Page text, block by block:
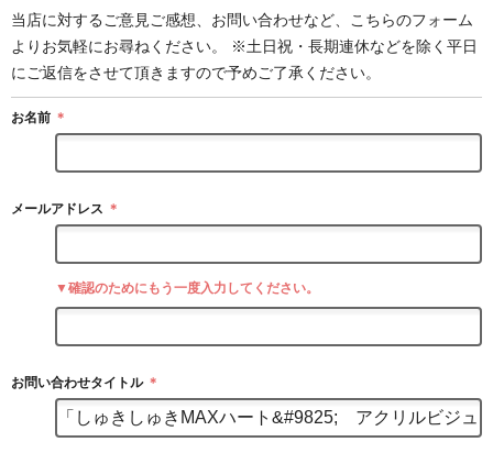
当店に対するご意見ご感想、お問い合わせなど、こちらのフォーム
よりお気軽にお尋ねください。 ※土日祝・長期連休などを除く平日
にご返信をさせて頂きますので予めご了承ください。
お名前 ＊
メールアドレス ＊
▼確認のためにもう一度入力してください。
お問い合わせタイトル ＊